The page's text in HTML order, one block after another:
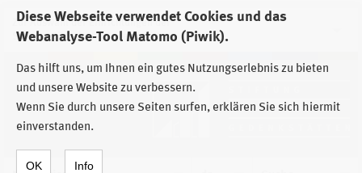
Diese Webseite verwendet Cookies und das
Webanalyse-Tool Matomo (Piwik).
Das hilft uns, um Ihnen ein gutes Nutzungserlebnis zu bieten
und unsere Website zu verbessern.
Wenn Sie durch unsere Seiten surfen, erklären Sie sich hiermit
einverstanden.
OK Info
Zur Auswahl der Einrichtungen der
Stiftung Sächsische Gedenkstätten